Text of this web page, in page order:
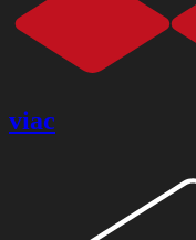
viac